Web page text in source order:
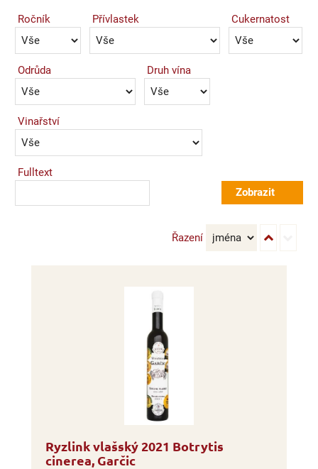
Ročník Přívlastek Cukernatost
Odrůda Druh vína
Vinařství
Fulltext
Řazení
Ryzlink vlašský 2021 Botrytis
cinerea, Garčic